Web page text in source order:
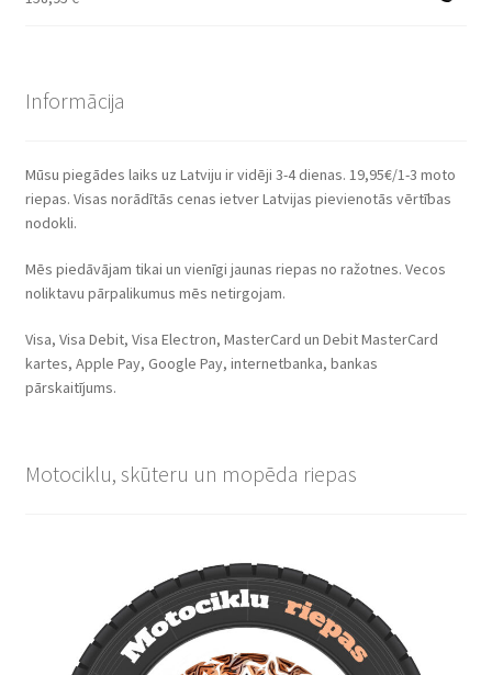
Informācija
Mūsu piegādes laiks uz Latviju ir vidēji 3-4 dienas. 19,95€/1-3 moto
riepas. Visas norādītās cenas ietver Latvijas pievienotās vērtības
nodokli.
Mēs piedāvājam tikai un vienīgi jaunas riepas no ražotnes. Vecos
noliktavu pārpalikumus mēs netirgojam.
Visa, Visa Debit, Visa Electron, MasterCard un Debit MasterCard
kartes, Apple Pay, Google Pay, internetbanka, bankas
pārskaitījums.
Motociklu, skūteru un mopēda riepas